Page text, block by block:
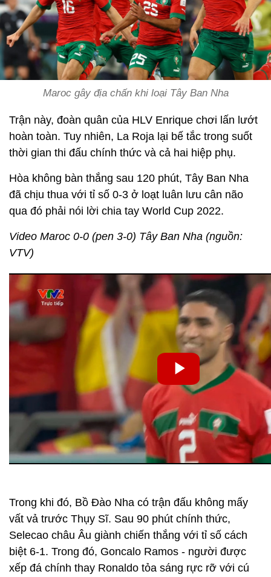
Maroc gây địa chấn khi loại Tây Ban Nha
Trận này, đoàn quân của HLV Enrique chơi lấn lướt
hoàn toàn. Tuy nhiên, La Roja lại bế tắc trong suốt
thời gian thi đấu chính thức và cả hai hiệp phụ.
Hòa không bàn thắng sau 120 phút, Tây Ban Nha
đã chịu thua với tỉ số 0-3 ở loạt luân lưu cân não
qua đó phải nói lời chia tay World Cup 2022.
Video Maroc 0-0 (pen 3-0) Tây Ban Nha (nguồn:
VTV)
Trong khi đó, Bồ Đào Nha có trận đấu không mấy
vất vả trước Thụy Sĩ. Sau 90 phút chính thức,
Selecao châu Âu giành chiến thắng với tỉ số cách
biệt 6-1. Trong đó, Goncalo Ramos - người được
xếp đá chính thay Ronaldo tỏa sáng rực rỡ với cú